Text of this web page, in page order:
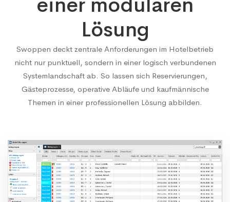
Lösung
Swoppen deckt zentrale Anforderungen im Hotelbetrieb
nicht nur punktuell, sondern in einer logisch verbundenen
Systemlandschaft ab. So lassen sich Reservierungen,
Gästeprozesse, operative Abläufe und kaufmännische
Themen in einer professionellen Lösung abbilden.